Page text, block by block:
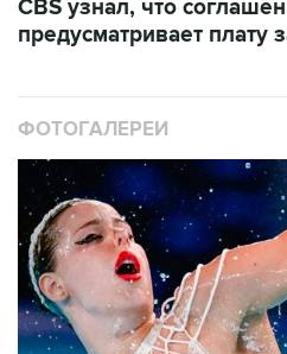
CBS узнал, что
предусматривает плату
ФОТОГАЛЕРЕИ